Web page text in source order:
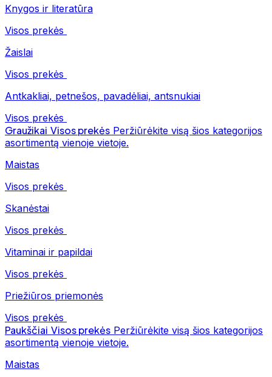
Knygos ir literatūra
Visos prekės
Žaislai
Visos prekės
Antkakliai, petnešos, pavadėliai, antsnukiai
Visos prekės
Graužikai Visos prekės Peržiūrėkite visą šios kategorijos
asortimentą vienoje vietoje.
Maistas
Visos prekės
Skanėstai
Visos prekės
Vitaminai ir papildai
Visos prekės
Priežiūros priemonės
Visos prekės
Paukščiai Visos prekės Peržiūrėkite visą šios kategorijos
asortimentą vienoje vietoje.
Maistas